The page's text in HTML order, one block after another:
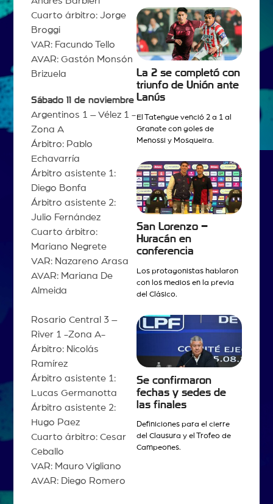
Cuarto árbitro: Jorge
Broggi
VAR: Facundo Tello
AVAR: Gastón Monsón
Brizuela
Sábado 11 de noviembre
Argentinos 1 – Vélez 1 -
Zona A
Árbitro: Pablo
Echavarría
Árbitro asistente 1:
Diego Bonfa
Árbitro asistente 2:
Julio Fernández
Cuarto árbitro:
Mariano Negrete
VAR: Nazareno Arasa
AVAR: Mariana De
Almeida
Rosario Central 3 –
River 1 -Zona A-
Árbitro: Nicolás
Ramírez
Árbitro asistente 1:
Lucas Germanotta
Árbitro asistente 2:
Hugo Paez
Cuarto árbitro: Cesar
Ceballo
VAR: Mauro Vigliano
AVAR: Diego Romero
La 2 se completó con
triunfo de Unión ante
Lanús
El Tatengue venció 2 a 1 al
Granate con goles de
Menossi y Mosqueira.
San Lorenzo –
Huracán en
conferencia
Los protagonistas hablaron
con los medios en la previa
del Clásico.
Se confirmaron
fechas y sedes de
las finales
Definiciones para el cierre
del Clausura y el Trofeo de
Campeones.